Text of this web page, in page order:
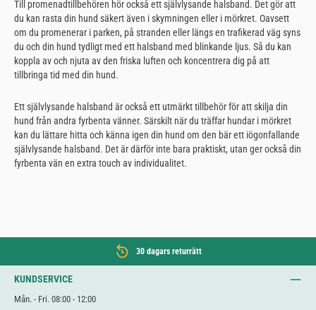
Till promenadtillbehören hör också ett självlysande halsband. Det gör att
du kan rasta din hund säkert även i skymningen eller i mörkret. Oavsett
om du promenerar i parken, på stranden eller längs en trafikerad väg syns
du och din hund tydligt med ett halsband med blinkande ljus. Så du kan
koppla av och njuta av den friska luften och koncentrera dig på att
tillbringa tid med din hund.
Ett självlysande halsband är också ett utmärkt tillbehör för att skilja din
hund från andra fyrbenta vänner. Särskilt när du träffar hundar i mörkret
kan du lättare hitta och känna igen din hund om den bär ett iögonfallande
självlysande halsband. Det är därför inte bara praktiskt, utan ger också din
fyrbenta vän en extra touch av individualitet.
30 dagars returrätt
KUNDSERVICE
Mån. - Fri. 08:00 - 12:00